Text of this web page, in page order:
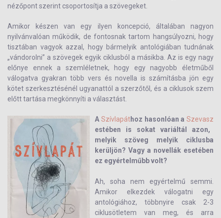
nézőpont szerint csoportosítja a szövegeket.
Amikor készen van egy ilyen koncepció, általában nagyon
nyilvánvalóan működik, de fontosnak tartom hangsúlyozni, hogy
tisztában vagyok azzal, hogy bármelyik antológiában tudnának
„vándorolni” a szövegek egyik ciklusból a másikba. Az is egy nagy
előnye ennek a szemléletnek, hogy egy nagyobb életműből
válogatva gyakran több vers és novella is számításba jön egy
kötet szerkesztésénél ugyanattól a szerzőtől, és a ciklusok szem
előtt tartása megkönnyíti a választást.
A Szívlapáthoz hasonlóan a Szevasz
estében is sokat variáltál azon,
melyik szöveg melyik ciklusba
kerüljön? Vagy a novellák esetében
ez egyértelműbb volt?
Ah, soha nem egyértelmű semmi.
Amikor elkezdek válogatni egy
antológiához, többnyire csak 2-3
ciklusötletem van meg, és arra